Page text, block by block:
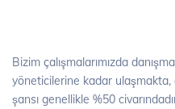
Bizim çalışmalarımızda
yöneticilerine kadar
şansı genellikle %50